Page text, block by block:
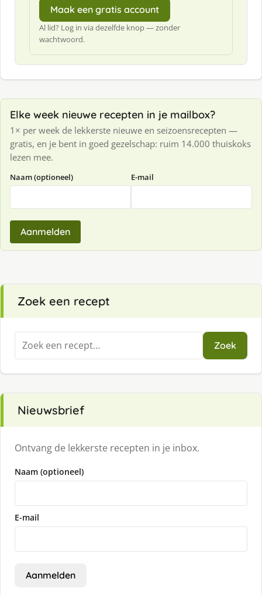
Maak een gratis account
Al lid? Log in via dezelfde knop — zonder
wachtwoord.
Elke week nieuwe recepten in je mailbox?
1× per week de lekkerste nieuwe en seizoensrecepten —
gratis, en je bent in goed gezelschap: ruim 14.000 thuiskoks
lezen mee.
Naam (optioneel) E-mail
Aanmelden
Zoek een recept
Zoeken
naar:
Zoek
Nieuwsbrief
Ontvang de lekkerste recepten in je inbox.
Naam (optioneel)
E-mail
Aanmelden